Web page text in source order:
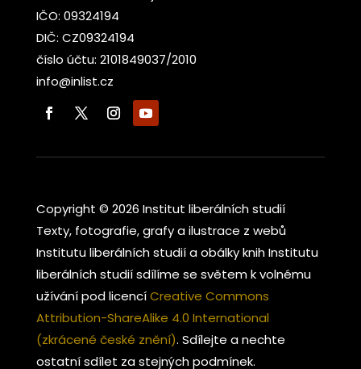
IČO: 09324194
DIČ: CZ09324194
číslo účtu: 2101849037/2010
info@inlist.cz
Copyright © 2026 Institut liberálních studií
Texty, fotografie, grafy a ilustrace z webů
Institutu liberálních studií a obálky knih Institutu
liberálních studií sdílíme se světem k volnému
užívání pod licencíCreative Commons
Attribution-ShareAlike 4.0 International
(zkrácené české znění). Sdílejte a nechte
ostatní sdílet za stejných podmínek.